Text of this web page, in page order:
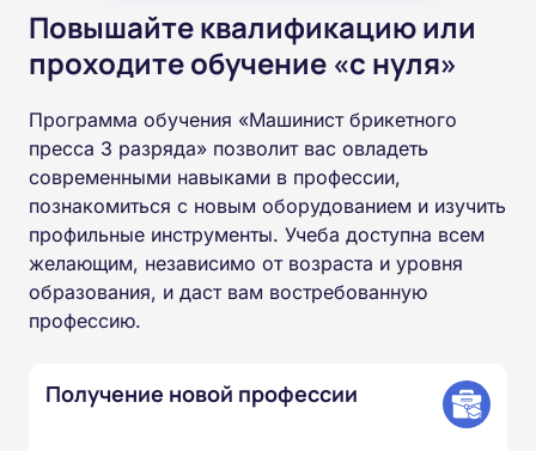
Повышайте квалификацию или
проходите обучение «с нуля»
Программа обучения «Машинист брикетного
пресса 3 разряда» позволит вас овладеть
современными навыками в профессии,
познакомиться с новым оборудованием и изучить
профильные инструменты. Учеба доступна всем
желающим, независимо от возраста и уровня
образования, и даст вам востребованную
профессию.
Получение новой профессии